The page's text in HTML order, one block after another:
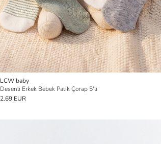
LCW baby
Desenli Erkek Bebek Patik Çorap 5'li
2.69 EUR